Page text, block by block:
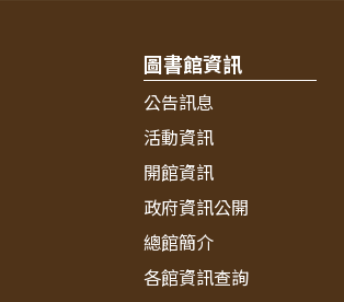
圖書館資訊
公告訊息
活動資訊
開館資訊
政府資訊公開
總館簡介
各館資訊查詢